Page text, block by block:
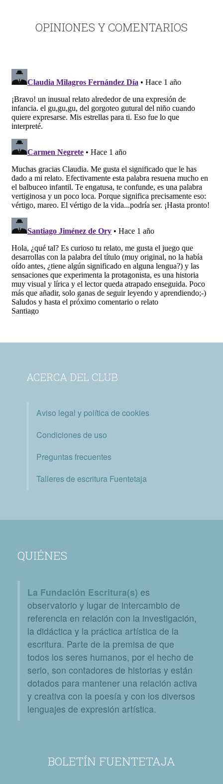
OPINIONES Y COMENTARIOS
ACERCA DEL CLUB
Aviso legal y política de cookies
Condiciones de uso
Preguntas frecuentes
Talleres de escritura Fuentetaja
QUIÉNES
La Fundación Escritura(s) es
observatorio y lugar de intercambio de
referencia en relación con la investigación,
la didáctica y la práctica artística de la
escritura. Parte de la premisa de que
todos los seres humanos, por el hecho de
serlo, son contadores de historias y están
dotados para mantener una relación activa
y creativa con la poesía y con los diversos
lenguajes de expresión artística.
BOLETÍN FUENTETAJA